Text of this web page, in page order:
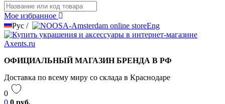
Мое избранное
Рус / Eng
ОФИЦИАЛЬНЫЙ МАГАЗИН БРЕНДА В РФ
Доставка по всему миру со склада в Краснодаре
0
0 0 руб.